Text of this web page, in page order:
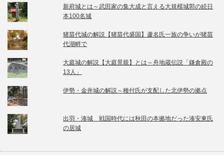
新府城とは～武田家の集大成と言える大規模城郭の続日
本100名城
猪苗代城の解説【猪苗代盛国】蘆名氏一族の争いが猪苗
代湖畔で
大庭城の解説【大庭景親】とは～舟地蔵伝説「鎌倉殿の
13人」
伊勢・金井城の解説～種付氏が支配した北伊勢の拠点
出羽・湊城 戦国時代には秋田の本拠地だった湊安東氏
の居城